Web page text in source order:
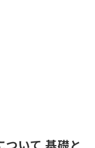
いて 基礎と